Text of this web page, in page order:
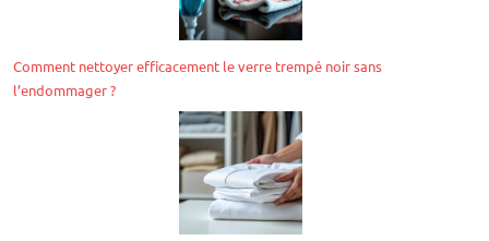
Comment nettoyer efficacement le verre trempé noir sans
l’endommager ?